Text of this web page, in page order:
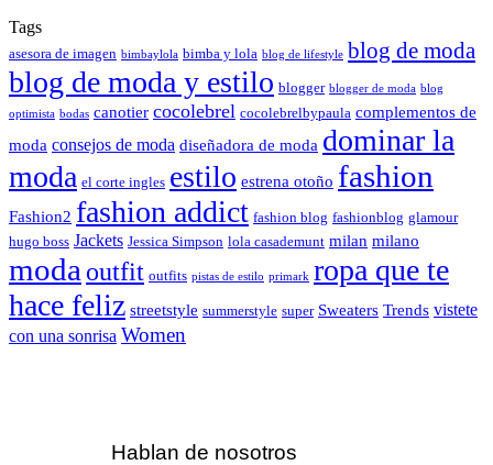
Tags
asesora de imagen bimbaylola bimba y lola blog de lifestyle blog de moda
blog de moda y estilo blogger blogger de moda blog
optimista bodas canotier cocolebrel cocolebrelbypaula complementos de
moda consejos de moda diseñadora de moda dominar la
moda el corte ingles estilo estrena otoño fashion
Fashion2 fashion addict fashion blog fashionblog glamour
hugo boss Jackets Jessica Simpson lola casademunt milan milano
moda outfit outfits pistas de estilo primark ropa que te
hace feliz streetstyle summerstyle super Sweaters Trends vistete
con una sonrisa Women
Hablan de nosotros